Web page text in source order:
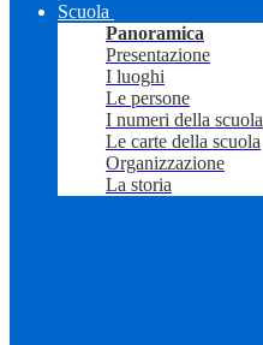
Scuola
Panoramica
Presentazione
I luoghi
Le persone
I numeri della scuola
Le carte della scuola
Organizzazione
La storia